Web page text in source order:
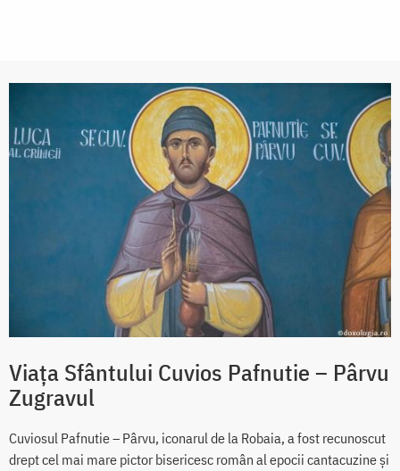
Viața Sfântului Cuvios Pafnutie – Pârvu
Zugravul
Cuviosul Pafnutie – Pârvu, iconarul de la Robaia, a fost recunoscut
drept cel mai mare pictor bisericesc român al epocii cantacuzine și